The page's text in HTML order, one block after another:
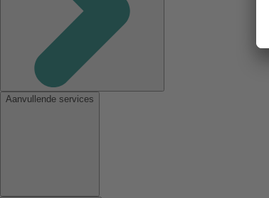
Aanvullende services